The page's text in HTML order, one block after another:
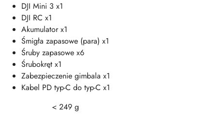
DJI Mini 3 x1
DJI RC x1
Akumulator x1
Śmigła zapasowe (para) x1
Śruby zapasowe x6
Śrubokręt x1
Zabezpieczenie gimbala x1
Kabel PD typ-C do typ-C x1
< 249 g